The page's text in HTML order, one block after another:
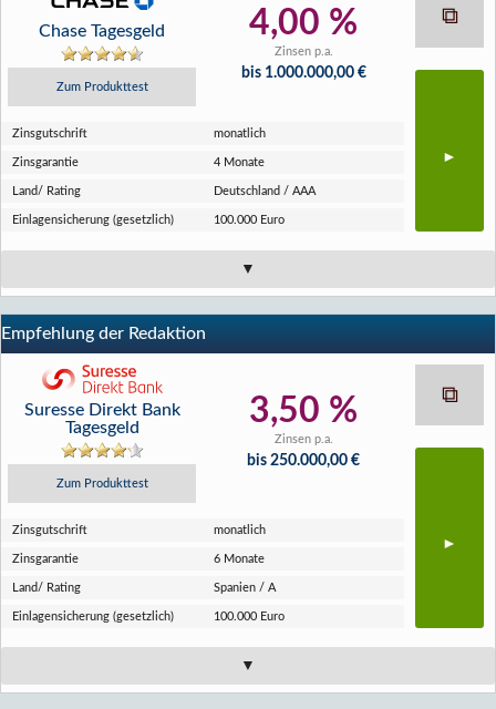
Chase Tagesgeld
Zum Produkttest
4,00 %
Zinsen p.a.
bis 1.000.000,00 €
Zins­gutschrift monatlich
Zins­garantie 4 Monate
Land/ Rating Deutschland / AAA
Einlagen­sicherung (gesetzlich) 100.000 Euro
Empfehlung der Redaktion
Suresse Direkt Bank
Tagesgeld
Zum Produkttest
3,50 %
Zinsen p.a.
bis 250.000,00 €
Zins­gutschrift monatlich
Zins­garantie 6 Monate
Land/ Rating Spanien / A
Einlagen­sicherung (gesetzlich) 100.000 Euro